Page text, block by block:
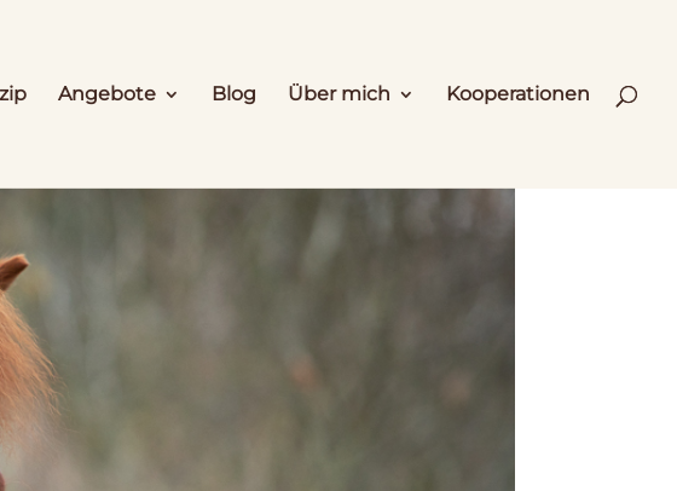
Angebote Blog Über mich Kooperationen